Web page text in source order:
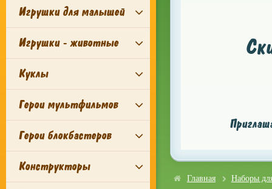
Игрушки для малышей
Игрушки - животные
Куклы
Герои мультфильмов
Герои блокбастеров
Конструкторы
Главная Наборы